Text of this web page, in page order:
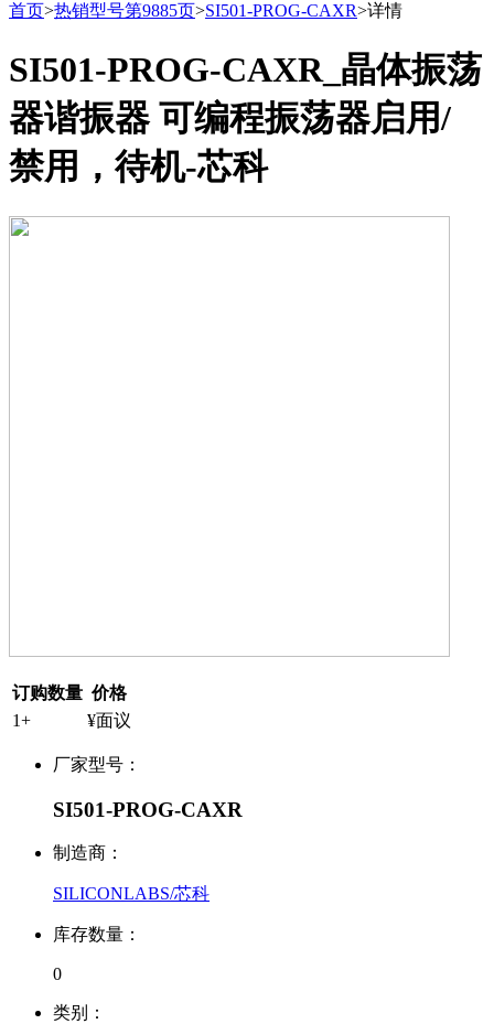
首页>热销型号第9885页>SI501-PROG-CAXR>详情
SI501-PROG-CAXR_晶体振荡
器谐振器 可编程振荡器启用/
禁用，待机-芯科
订购数量 价格
1+
¥面议
厂家型号：
SI501-PROG-CAXR
制造商：
SILICONLABS/芯科
库存数量：
0
类别：